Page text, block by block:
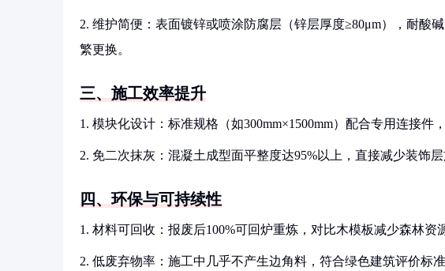
2. 维护简便：表面镀锌或喷涂防腐层（锌层厚度≥80μm），耐酸
繁更换。
三、施工效率提升
1. 模块化设计：标准规格（如300mm×1500mm）配合专用连接件
2. 免二次抹灰：混凝土成型面平整度达95%以上，直接减少装饰层
四、环保与可持续性
1. 材料可回收：报废后100%可回炉重炼，对比木模板减少森林资
2. 低废弃物率：施工中几乎不产生边角料，符合绿色建筑评价标准